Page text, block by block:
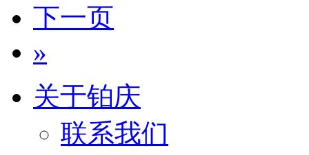
下一页
»
关于铂庆
联系我们